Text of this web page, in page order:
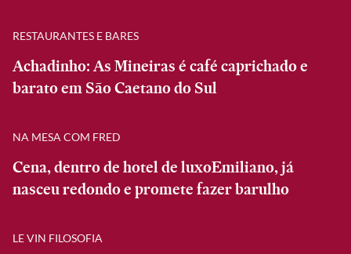
RESTAURANTES E BARES
Achadinho: As Mineiras é café caprichado e
barato em São Caetano do Sul
NA MESA COM FRED
Cena, dentro de hotel de luxoEmiliano, já
nasceu redondo e promete fazer barulho
LE VIN FILOSOFIA